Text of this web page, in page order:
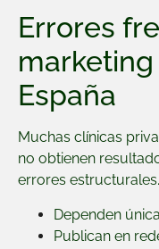
Errores
España
Muchas clínicas
no obtienen
errores estructurales.
Dependen
Publican en